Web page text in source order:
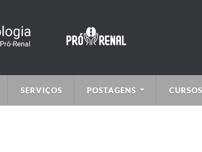
SERVIÇOS POSTAGENS